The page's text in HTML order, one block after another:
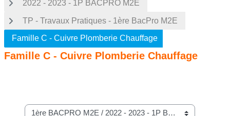
2022 - 2023 - 1P BACPRO M2E
TP - Travaux Pratiques - 1ère BacPro M2E
Famille C - Cuivre Plomberie Chauffage
Famille C - Cuivre Plomberie Chauffage